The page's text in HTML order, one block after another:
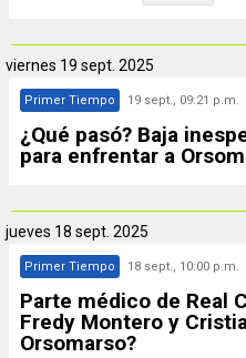
viernes 19 sept. 2025
Primer Tiempo 19 sept., 09:21 p.m.
¿Qué pasó? Baja
para enfrentar a
jueves 18 sept. 2025
Primer Tiempo 18 sept., 10:00 p.m.
Parte médico de Real
Fredy Montero y
Orsomarso?